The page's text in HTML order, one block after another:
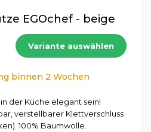
EGOchef - beige
Variante auswählen
binnen 2 Wochen
der Küche elegant sein!
verstellbarer Klettverschluss
100% Baumwolle.